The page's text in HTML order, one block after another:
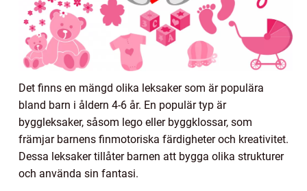
Det finns en mängd olika leksaker som är populära
bland barn i åldern 4-6 år. En populär typ är
byggleksaker, såsom lego eller byggklossar, som
främjar barnens finmotoriska färdigheter och kreativitet.
Dessa leksaker tillåter barnen att bygga olika strukturer
och använda sin fantasi.